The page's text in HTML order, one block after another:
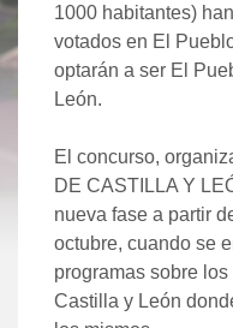
1000 habitantes)
votados en El
optarán a ser El
León.
El concurso,
DE CASTILLA Y
nueva fase a partir
octubre, cuando se
programas sobre
Castilla y León